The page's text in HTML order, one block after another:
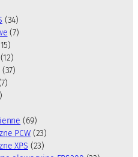
343
4
t
y
77
t
ó
w
151
5
p
u
k
t
121
2
d
u
k
373
o
d
u
77
o
d
u
696
9
p
PCW 232
3
XPS 232